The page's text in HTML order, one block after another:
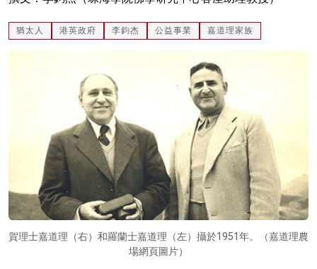
猶太人 港英政府 李鈞杰 公益事業 嘉道理家族
賀理士嘉道理（右）和羅蘭士嘉道理（左）攝於1951年。（嘉道理農
場網頁圖片）